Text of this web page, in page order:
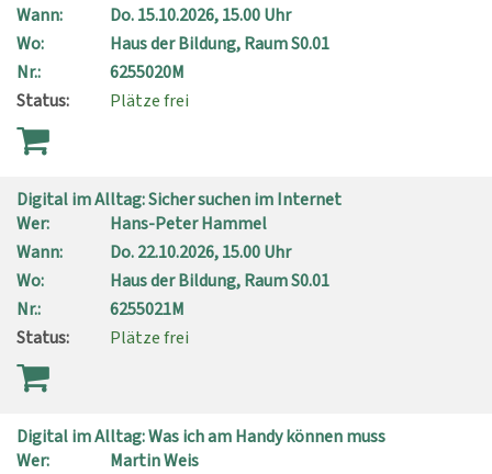
Wann:
Do.15.10.2026, 15.00 Uhr
Wo:
Haus der Bildung, Raum S0.01
Nr.:
6255020M
Status:
Plätze frei
Digital im Alltag: Sicher suchen im Internet
Wer:
Hans-Peter Hammel
Wann:
Do.22.10.2026, 15.00 Uhr
Wo:
Haus der Bildung, Raum S0.01
Nr.:
6255021M
Status:
Plätze frei
Digital im Alltag: Was ich am Handy können muss
Wer:
Martin Weis